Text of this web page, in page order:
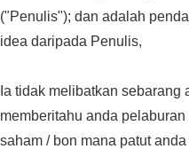
("Penulis"); dan adalah
idea daripada Penulis,
Ia tidak melibatkan
memberitahu anda
saham / bon mana patut